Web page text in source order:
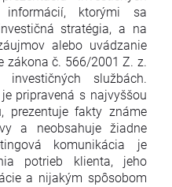
ktorými sa
stratégia, a na
alebo uvádzanie
zákona č. 566/2001 Z. z.
službách.
pripravená s najvyššou
prezentuje fakty známe
a neobsahuje žiadne
komunikácia je
potrieb klienta, jeho
a nijakým spôsobom